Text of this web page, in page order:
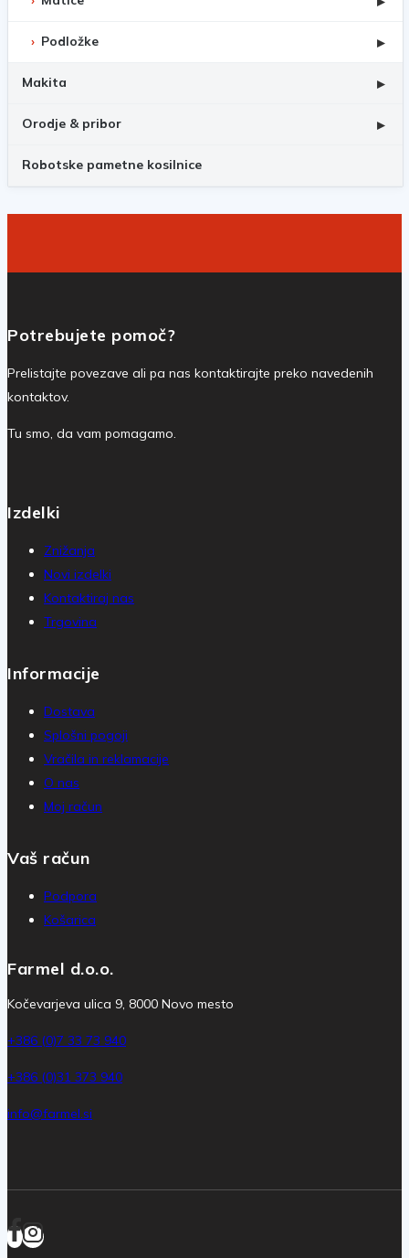
Podložke ▸
Makita ▸
Orodje & pribor ▸
Robotske pametne kosilnice
Potrebujete pomoč?
Prelistajte povezave ali pa nas kontaktirajte preko navedenih
kontaktov.
Tu smo, da vam pomagamo.
Izdelki
Znižanja
Novi izdelki
Kontaktiraj nas
Trgovina
Informacije
Dostava
Splošni pogoji
Vračila in reklamacije
O nas
Moj račun
Vaš račun
Podpora
Košarica
Farmel d.o.o.
Kočevarjeva ulica 9, 8000 Novo mesto
+386 (0)7 33 73 940
+386 (0)31 373 940
info@farmel.si